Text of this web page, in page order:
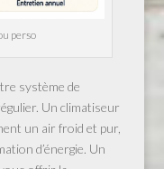
perso
système de
Un climatiseur
un air froid et pur,
d’énergie. Un